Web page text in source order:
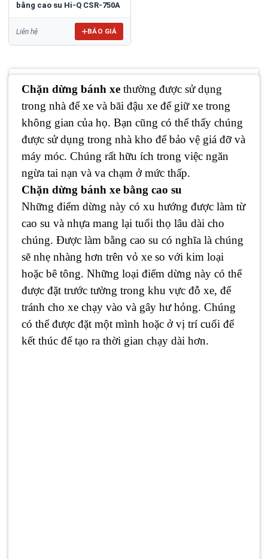
bằng cao su Hi-Q CSR-750A
Liên hệ BÁO GIÁ
Chặn dừng bánh xe thường được sử dụng
trong nhà để xe và bãi đậu xe để giữ xe trong
không gian của họ. Bạn cũng có thể thấy chúng
được sử dụng trong nhà kho để bảo vệ giá đỡ và
máy móc. Chúng rất hữu ích trong việc ngăn
ngừa tai nạn và va chạm ở mức thấp.
Chặn dừng bánh xe bằng cao su
Những điểm dừng này có xu hướng được làm từ
cao su và nhựa mang lại tuổi thọ lâu dài cho
chúng. Được làm bằng cao su có nghĩa là chúng
sẽ nhẹ nhàng hơn trên vỏ xe so với kim loại
hoặc bê tông. Những loại điểm dừng này có thể
được đặt trước tường trong khu vực đỗ xe, để
tránh cho xe chạy vào và gây hư hỏng. Chúng
có thể được đặt một mình hoặc ở vị trí cuối để
kết thúc để tạo ra thời gian chạy dài hơn.